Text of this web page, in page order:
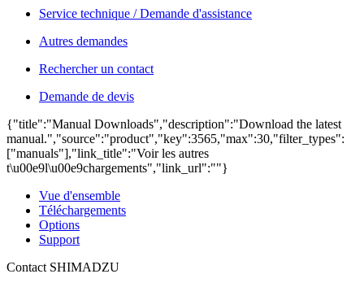
Service technique / Demande d'assistance
Autres demandes
Rechercher un contact
Demande de devis
{"title":"Manual Downloads","description":"Download the latest
manual.","source":"product","key":3565,"max":30,"filter_types":
["manuals"],"link_title":"Voir les autres
t\u00e9l\u00e9chargements","link_url":""}
Vue d'ensemble
Téléchargements
Options
Support
Contact SHIMADZU